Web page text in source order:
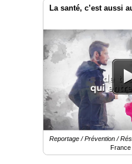
La santé, c’est aussi
Reportage / Prévention /
France